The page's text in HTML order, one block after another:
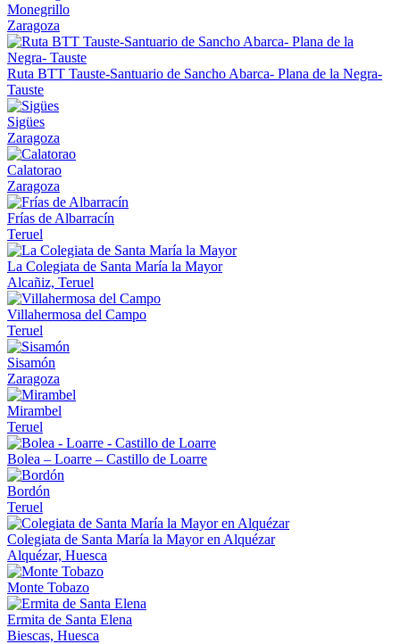
Monegrillo
Zaragoza
Ruta BTT Tauste-Santuario de Sancho Abarca- Plana de la Negra-
Tauste
Sigües
Zaragoza
Calatorao
Zaragoza
Frías de Albarracín
Teruel
La Colegiata de Santa María la Mayor
Alcañiz, Teruel
Villahermosa del Campo
Teruel
Sisamón
Zaragoza
Mirambel
Teruel
Bolea – Loarre – Castillo de Loarre
Bordón
Teruel
Colegiata de Santa María la Mayor en Alquézar
Alquézar, Huesca
Monte Tobazo
Ermita de Santa Elena
Biescas, Huesca